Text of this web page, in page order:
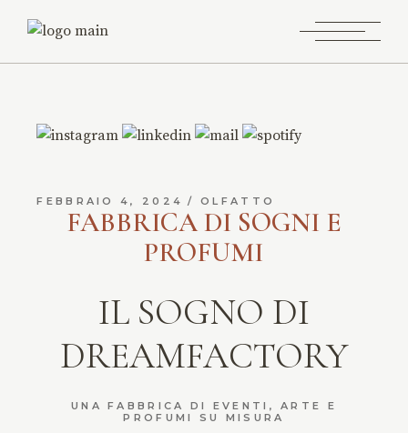
FEBBRAIO 4, 2024 OLFATTO
FABBRICA DI SOGNI E
PROFUMI
IL SOGNO DI
DREAMFACTORY
UNA FABBRICA DI EVENTI, ARTE E
PROFUMI SU MISURA